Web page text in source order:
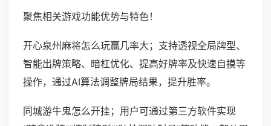
聚焦相关游戏功能优势与特色！
开心泉州麻将怎么玩赢几率大；支持透视全局牌型、
智能出牌策略、暗杠优化、提高好牌率及快速自摸等
操作，通过AI算法调整牌局结果，提升胜率。
同城游牛鬼怎么开挂；用户可通过第三方软件实现